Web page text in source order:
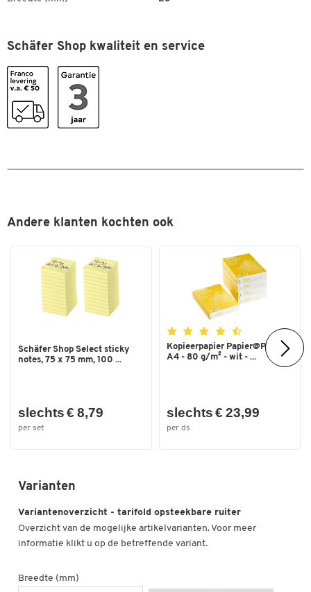
Schäfer Shop kwaliteit en service
Andere klanten kochten ook
Schäfer Shop Select sticky
notes, 75 x 75 mm, 100 ...
slechts € 8,79
per set
Kopieerpapier Papier@Print -
A4 - 80 g/m² - wit - ...
slechts € 23,99
per ds
Varianten
Variantenoverzicht - tarifold opsteekbare ruiter
Overzicht van de mogelijke artikelvarianten. Voor meer
informatie klikt u op de betreffende variant.
Breedte (mm)